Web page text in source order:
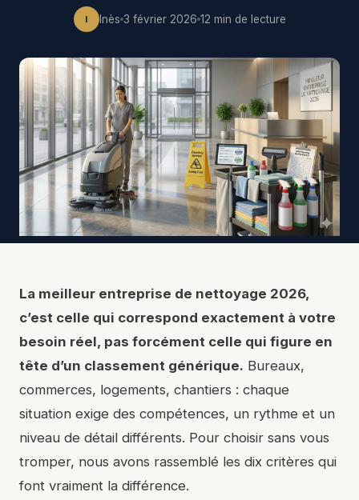
Nous contacter
I Inès 3 février 2026 12 min de lecture
La meilleur entreprise de nettoyage 2026,
c’est celle qui correspond exactement à votre
besoin réel, pas forcément celle qui figure en
tête d’un classement générique. Bureaux,
commerces, logements, chantiers : chaque
situation exige des compétences, un rythme et un
niveau de détail différents. Pour choisir sans vous
tromper, nous avons rassemblé les dix critères qui
font vraiment la différence.